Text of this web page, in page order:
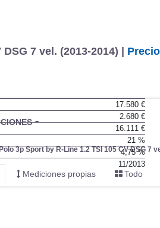
7 vel. (2013-2014) |
17.580 €
2.680 €
16.111 €
21 %
4,75 %
11/2013